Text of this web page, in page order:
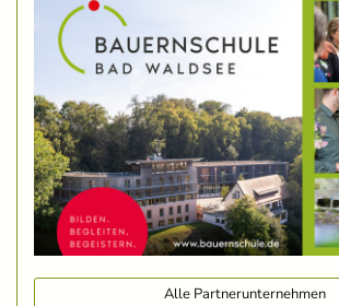
Alle Partnerunternehmen